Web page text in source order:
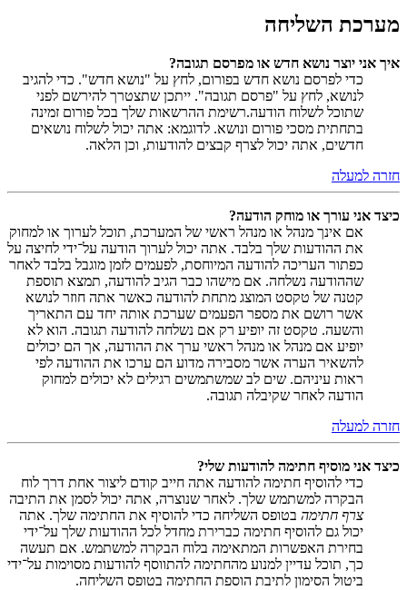
מערכת השליחה
איך אני יוצר נושא חדש או מפרסם תגובה?
כדי לפרסם נושא חדש בפורום, לחץ על "נושא חדש". כדי להגיב
לנושא, לחץ על "פרסם תגובה". ייתכן שתצטרך להירשם לפני
שתוכל לשלוח הודעה.רשימת ההרשאות שלך בכל פורום זמינה
בתחתית מסכי פורום ונושא. לדוגמא: אתה יכול לשלוח נושאים
חדשים, אתה יכול לצרף קבצים להודעות, וכן הלאה.
חזרה למעלה
כיצד אני עורך או מוחק הודעה?
אם אינך מנהל או מנהל ראשי של המערכת, תוכל לערוך או למחוק
את ההודעות שלך בלבד. אתה יכול לערוך הודעה על־ידי לחיצה על
כפתור העריכה להודעה המיוחסת, לפעמים לזמן מוגבל בלבד לאחר
שההודעה נשלחה. אם מישהו כבר הגיב להודעה, תמצא תוספת
קטנה של טקסט המוצג מתחת להודעה כאשר אתה חוזר לנושא
אשר רושם את מספר הפעמים שערכת אותה יחד עם התאריך
והשעה. טקסט זה יופיע רק אם נשלחה להודעה תגובה. הוא לא
יופיע אם מנהל או מנהל ראשי ערך את ההודעה, אך הם יכולים
להשאיר הערה אשר מסבירה מדוע הם ערכו את ההודעה לפי
ראות עיניהם. שים לב שמשתמשים רגילים לא יכולים למחוק
הודעה לאחר שקיבלה תגובה.
חזרה למעלה
כיצד אני מוסיף חתימה להודעות שלי?
כדי להוסיף חתימה להודעה אתה חייב קודם ליצור אחת דרך לוח
הבקרה למשתמש שלך. לאחר שנוצרה, אתה יכול לסמן את התיבה
צרף חתימה בטופס השליחה כדי להוסיף את החתימה שלך. אתה
יכול גם להוסיף חתימה כברירת מחדל לכל ההודעות שלך על־ידי
בחירת האפשרות המתאימה בלוח הבקרה למשתמש. אם תעשה
כך, תוכל עדיין למנוע מהחתימה להתווסף להודעות מסוימות על־ידי
ביטול הסימון לתיבת הוספת החתימה בטופס השליחה.